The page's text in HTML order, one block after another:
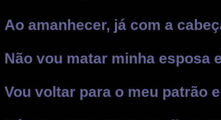
Ao amanhecer, já com a
Não vou matar minha esposa
Vou voltar para o meu patrão